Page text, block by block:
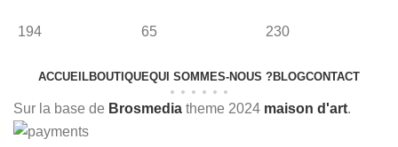
194 65 230
ACCUEILBOUTIQUEQUI SOMMES-NOUS ?BLOGCONTACT
Sur la base de Brosmedia theme 2024 maison d'art.